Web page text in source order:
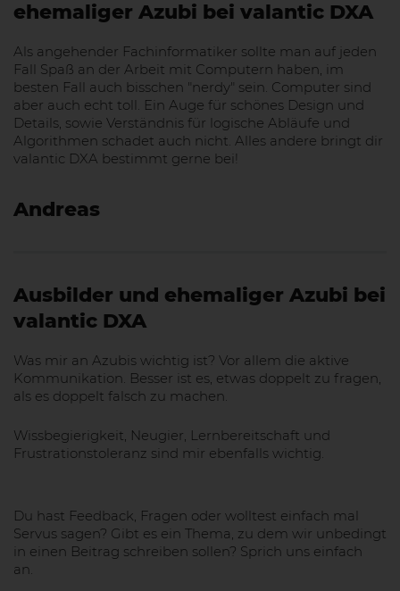
ehemaliger Azubi bei valantic DXA
Als angehender Fachinformatiker sollte man auf jeden
Fall Spaß an der Arbeit mit Computern haben, im
besten Fall auch bisschen "nerdy" sein. Computer sind
aber auch echt toll. Ein Auge für schönes Design und
Details, sowie Verständnis für logische Abläufe und
Algorithmen schadet auch nicht. Alles andere bringt dir
valantic DXA bestimmt gerne bei!
Andreas
Ausbilder und ehemaliger Azubi bei
valantic DXA
Was mir an Azubis wichtig ist? Vor allem die aktive
Kommunikation. Besser ist es, etwas doppelt zu fragen,
als es doppelt falsch zu machen.
Wissbegierigkeit, Neugier, Lernbereitschaft und
Frustrationstoleranz sind mir ebenfalls wichtig.
Du hast Feedback, Fragen oder wolltest einfach mal
Servus sagen? Gibt es ein Thema, zu dem wir unbedingt
in einen Beitrag schreiben sollen? Sprich uns einfach
an.